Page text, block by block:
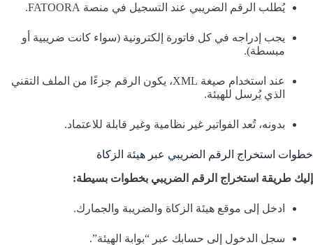
يُطلب الرقم الضريبي عند التسجيل في منصة FATOORA.
يجب إدراجه في كل فاتورة إلكترونية (سواء كانت ضريبية أو
مبسطة).
عند استخدام صيغة XML، يكون الرقم جزءًا من الملف التقني
الذي يُرسل للهيئة.
بدونه، تُعد الفواتير غير نظامية وغير قابلة للاعتماد.
خطوات استخراج الرقم الضريبي عبر هيئة الزكاة
إليك طريقة استخراج الرقم الضريبي بخطوات بسيطة:
ادخل إلى موقع هيئة الزكاة والضريبة والجمارك.
سجل الدخول إلى حسابك عبر “بوابة الهيئة”.